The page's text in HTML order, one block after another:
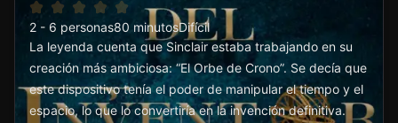
2 - 6 personas80 minutosDifícil
La leyenda cuenta que Sinclair estaba trabajando en su
creación más ambiciosa: “El Orbe de Crono”. Se decía que
este dispositivo tenía el poder de manipular el tiempo y el
espacio, lo que lo convertiría en la invención definitiva.